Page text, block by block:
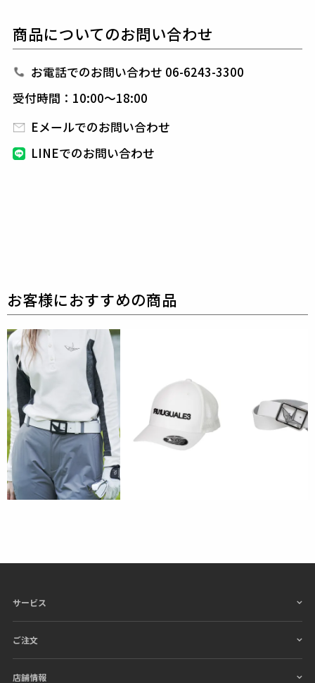
ィシャルロゴをイタリアンカラーで表現したワッペン
を配しています。
未だに多くのファンを魅了し続け20世紀の偉大なサッ
カー選手100人に選出され数々の輝かしい栄光と実績
ストライカー「デル・ピエロ」と、
レ ゴルフ）
日本から世界に向けて発信するブランドとして世界中
の上質な素材を贅沢に使用し、
をリリースし続ける1PIU1UGUALE3。
グジュアリーブランドが提案する、高いデザイン性と
スポーツの機能美を併せ持ち上質を知る全てのプレイ
ヤーの為のウェアとしてリリースいたします。革新的
なハイテク素材を採用し、ただ派手な物ではなくテー
ラーリングを得意とする同ブランドならではの立体パ
ターンにより、洗練された高いデザイン性と
ィッティングを兼ね備え着る者全てに高揚感と優越感
をもたらします。
商品についてのお問い合わせ
お電話でのお問い合わせ 06-6243-3300
受付時間：10:00～18:00
Eメールでのお問い合わせ
LINEでのお問い合わせ
サービス
ご注文
店舗情報